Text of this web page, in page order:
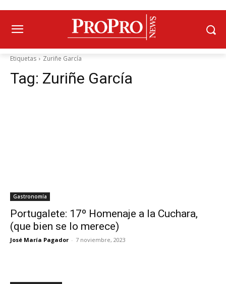
Etiquetas Zuriñe García
Tag: Zuriñe García
Gastronomía
Portugalete: 17º Homenaje a la Cuchara,
(que bien se lo merece)
José María Pagador - 7 noviembre, 2023